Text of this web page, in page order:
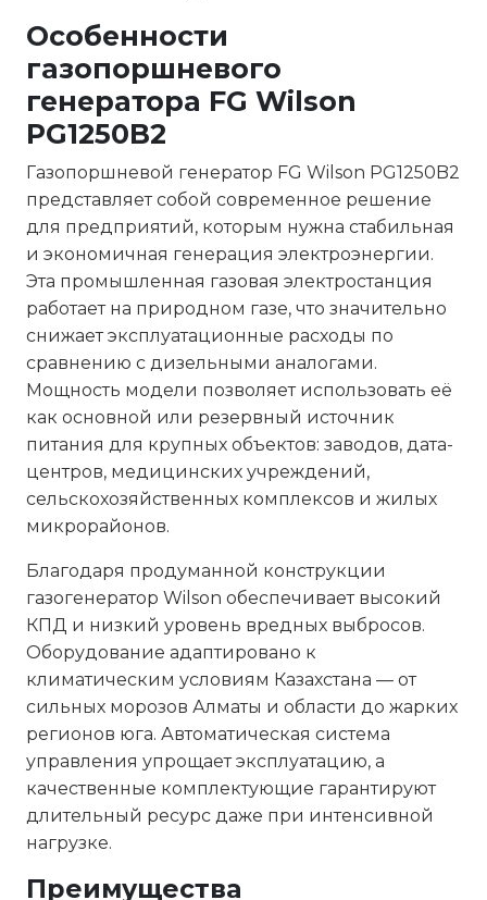
Особенности
газопоршневого
генератора FG Wilson
PG1250B2
Газопоршневой генератор FG Wilson PG1250B2
представляет собой современное решение
для предприятий, которым нужна стабильная
и экономичная генерация электроэнергии.
Эта промышленная газовая электростанция
работает на природном газе, что значительно
снижает эксплуатационные расходы по
сравнению с дизельными аналогами.
Мощность модели позволяет использовать её
как основной или резервный источник
питания для крупных объектов: заводов, дата-
центров, медицинских учреждений,
сельскохозяйственных комплексов и жилых
микрорайонов.
Благодаря продуманной конструкции
газогенератор Wilson обеспечивает высокий
КПД и низкий уровень вредных выбросов.
Оборудование адаптировано к
климатическим условиям Казахстана — от
сильных морозов Алматы и области до жарких
регионов юга. Автоматическая система
управления упрощает эксплуатацию, а
качественные комплектующие гарантируют
длительный ресурс даже при интенсивной
нагрузке.
Преимущества